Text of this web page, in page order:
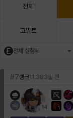
전체
코발트
전체 실험체
#7랭크11:38 3일 전
14 1